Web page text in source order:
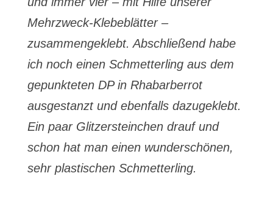
Mehrzweck-Klebeblätter –
zusammengeklebt. Abschließend habe
ich noch einen Schmetterling aus dem
gepunkteten DP in Rhabarberrot
ausgestanzt und ebenfalls dazugeklebt.
Ein paar Glitzersteinchendrauf und
schon hat man einen wunderschönen,
sehr plastischen Schmetterling.